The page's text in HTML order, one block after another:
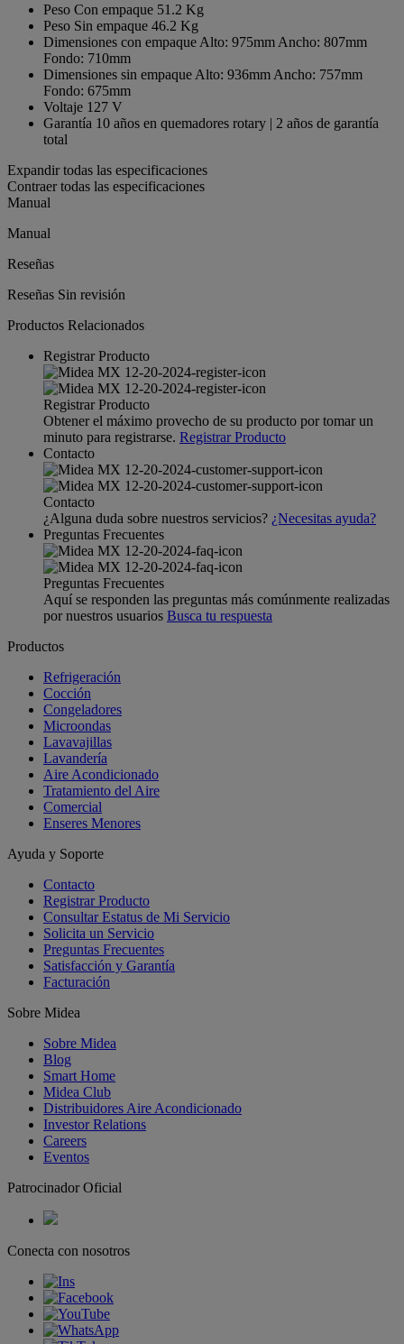
Peso Con empaque 51.2 Kg
Peso Sin empaque 46.2 Kg
Dimensiones con empaque Alto: 975mm Ancho: 807mm
Fondo: 710mm
Dimensiones sin empaque Alto: 936mm Ancho: 757mm
Fondo: 675mm
Voltaje 127 V
Garantía 10 años en quemadores rotary | 2 años de garantía
total
Expandir todas las especificaciones
Contraer todas las especificaciones
Manual
Manual
Reseñas
Reseñas Sin revisión
Productos Relacionados
Registrar Producto
Registrar Producto
Obtener el máximo provecho de su producto por tomar un
minuto para registrarse. Registrar Producto
Contacto
Contacto
¿Alguna duda sobre nuestros servicios? ¿Necesitas ayuda?
Preguntas Frecuentes
Preguntas Frecuentes
Aquí se responden las preguntas más comúnmente realizadas
por nuestros usuarios Busca tu respuesta
Productos
Refrigeración
Cocción
Congeladores
Microondas
Lavavajillas
Lavandería
Aire Acondicionado
Tratamiento del Aire
Comercial
Enseres Menores
Ayuda y Soporte
Contacto
Registrar Producto
Consultar Estatus de Mi Servicio
Solicita un Servicio
Preguntas Frecuentes
Satisfacción y Garantía
Facturación
Sobre Midea
Sobre Midea
Blog
Smart Home
Midea Club
Distribuidores Aire Acondicionado
Investor Relations
Careers
Eventos
Patrocinador Oficial
Conecta con nosotros